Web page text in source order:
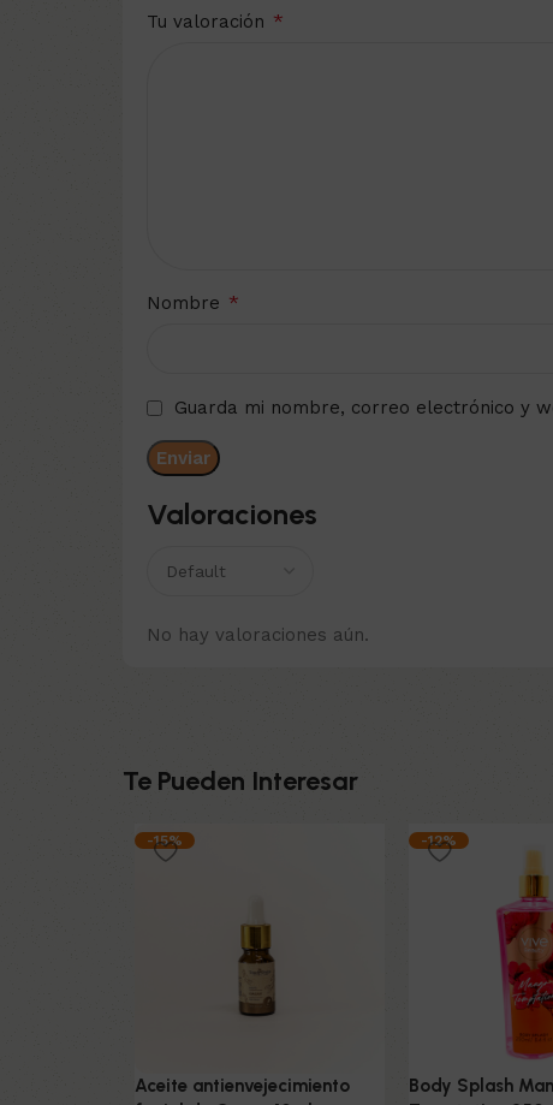
Valoraciones
No hay valoraciones aún.
Tu valoración *
Nombre *
Guarda mi nombre, correo electrónico y
Te Pueden Interesar
-15%
Aceite antienvejecimiento
-12%
Body Splash